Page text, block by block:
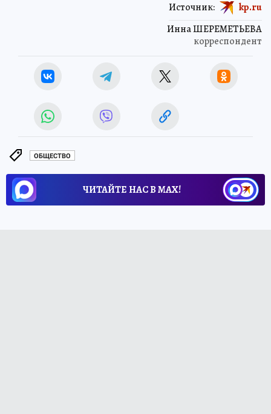
Инна ШЕРЕМЕТЬЕВА
корреспондент
Источник: kp.ru
ОБЩЕСТВО
ЧИТАЙТЕ НАС В МАХ!